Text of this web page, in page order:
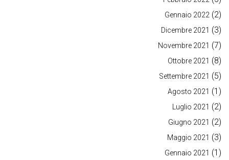
Gennaio 2022 (2)
Dicembre 2021 (3)
Novembre 2021 (7)
Ottobre 2021 (8)
Settembre 2021 (5)
Agosto 2021 (1)
Luglio 2021 (2)
Giugno 2021 (2)
Maggio 2021 (3)
Gennaio 2021 (1)